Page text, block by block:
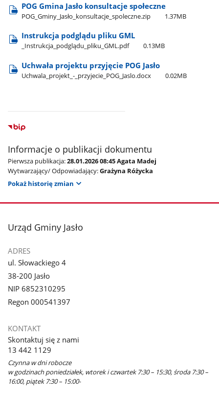
POG Gmina Jasło konsultacje społeczne
POG​_Gminy​_Jasło​_konsultacje​_spoleczne.zip 1.37MB
Instrukcja podglądu pliku GML
​_Instrukcja​_podglądu​_pliku​_GML.pdf 0.13MB
Uchwała projektu przyjęcie POG Jasło
Uchwala​_projekt​_-​_przyjecie​_POG​_Jaslo.docx 0.02MB
Informacje o publikacji dokumentu
Pierwsza publikacja:28.01.2026 08:45 Agata Madej
Wytwarzający/ Odpowiadający:Grażyna Różycka
Pokaż historię zmian
stopka
Urząd Gminy Jasło
ADRES
ul. Słowackiego 4
38-200 Jasło
NIP 6852310295
Regon 000541397
KONTAKT
Skontaktuj się z nami
13 442 1129
Czynna w dni robocze
w godzinach poniedziałek, wtorek i czwartek 7:30 – 15:30, środa 7:30 –
16:00, piątek 7:30 – 15:00-